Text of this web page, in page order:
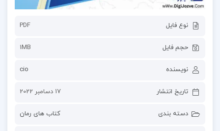
نوع فایل PDF
حجم فایل 1MB
نویسنده cio
تاریخ انتشار 17 دسامبر 2022
دسته بندی کتاب های رمان